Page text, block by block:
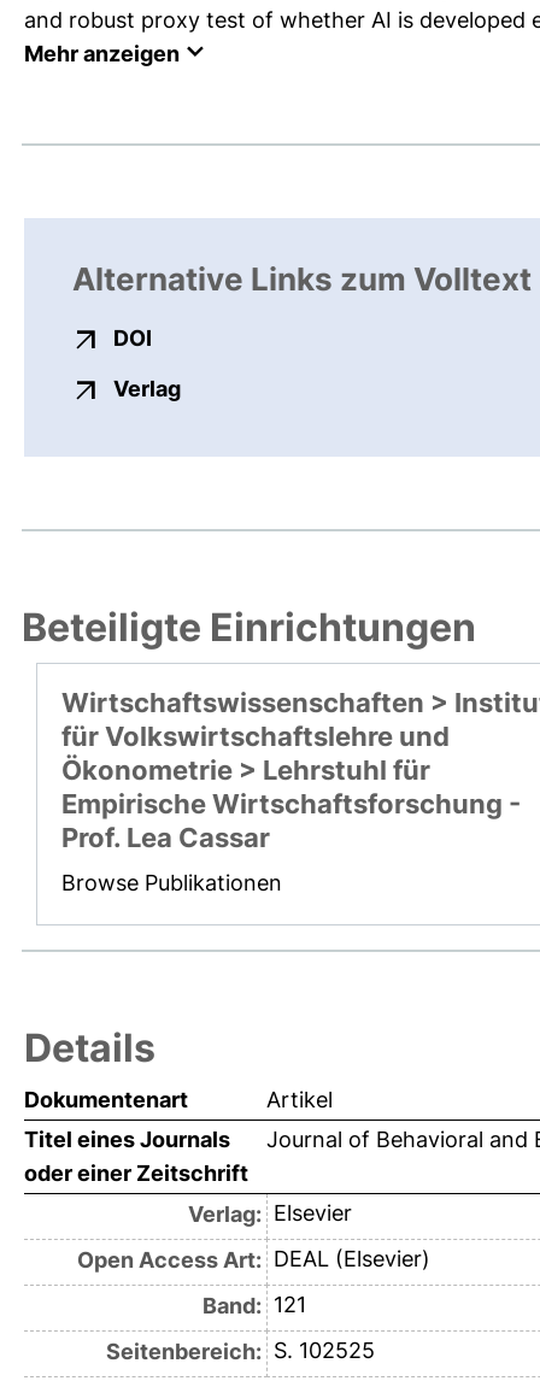
and robust proxy test of whether AI is developed
Mehr anzeigen
Alternative Links zum Volltext
DOI
Verlagexterner Link, öffnet neues
Beteiligte Einrichtungen
Wirtschaftswissenschaften >
für Volkswirtschaftslehre und
Ökonometrie > Lehrstuhl für
Empirische Wirtschaftsforschung -
Prof. Lea Cassar
Browse Publikationen
Details
Dokumentenart
Artikel
Titel eines Journals
oder einer Zeitschrift
Journal of Behavioral and
Verlag: Elsevier
Open Access Art: DEAL (Elsevier)
Band: 121
Seitenbereich: S. 102525